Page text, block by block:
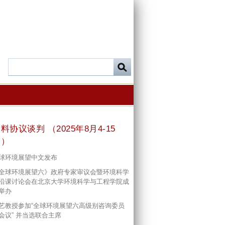
协议谈判 （2025年8月4-15
环境展望中文发布
球环境展望六》政府专家审议会暨环境科学
课讨论会在北京大学环境科学与工程学院成
办
教授参加“全球环境展望六高级别咨询委员
议” 并当选联合主席